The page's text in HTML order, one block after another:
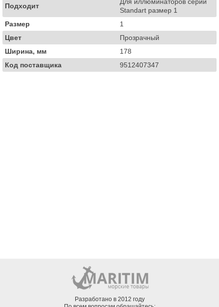
Подходит
Standart размер 1
Размер
1
Цвет
Прозрачный
Ширина, мм
178
Код поставщика
9512407347
Разработано в 2012 году